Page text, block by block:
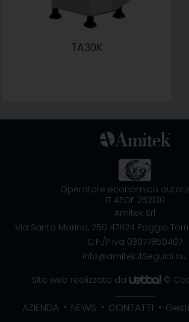
TA30K
Operatore economico
IT AEOF 252130
Amitek Srl
Via Santo Marino, 250 47824 Poggio
C.F./P.Iva 03977850407
info@amitek.itSeguici su:
Sito web realizzato da
©
AZIENDA NEWS CONTATTI